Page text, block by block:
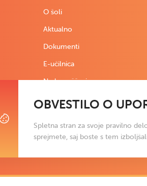
O šoli
Aktualno
Dokumenti
E-učilnica
Nadomeščanja
OBVESTILO O
Spletna stran za svoje pravilno
sprejmete, saj boste s tem